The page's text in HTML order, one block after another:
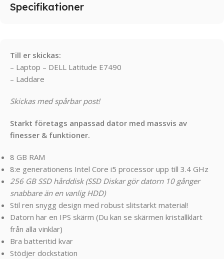
Till er skickas:
– Laptop – DELL Latitude E7490
– Laddare
Skickas med spårbar post!
Starkt företags anpassad dator med massvis av
finesser & funktioner.
8 GB RAM
8:e generationens Intel Core i5 processor upp till 3.4 GHz
256 GB SSD hårddisk (SSD Diskar gör datorn 10 gånger
snabbare än en vanlig HDD)
Stil ren snygg design med robust slitstarkt material!
Datorn har en IPS skärm (Du kan se skärmen kristallklart
från alla vinklar)
Bra batteritid kvar
Stödjer dockstation
Specifikationer